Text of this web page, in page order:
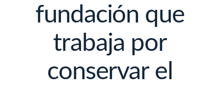
fundación que
trabaja por
conservar el